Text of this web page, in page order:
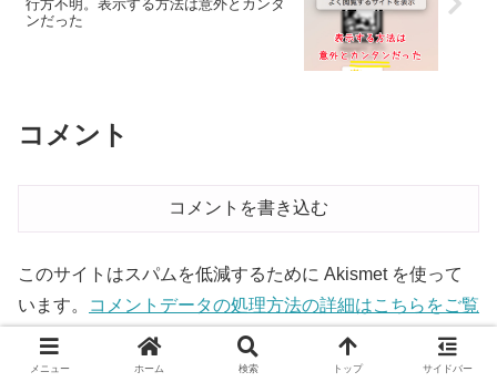
行方不明。表示する方法は意外とカンタ
ンだった
コメント
コメントを書き込む
このサイトはスパムを低減するために Akismet を使って
います。
コメントデータの処理方法の詳細はこちらをご覧
ください
メニュー ホーム 検索 トップ サイドバー